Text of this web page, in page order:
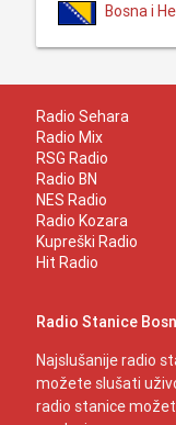
Bosna i
Radio Sehara
Radio Mix
RSG Radio
Radio BN
NES Radio
Radio Kozara
Kupreški Radio
Hit Radio
Radio Stanice
Najslušanije radio
možete slušati
radio stanice